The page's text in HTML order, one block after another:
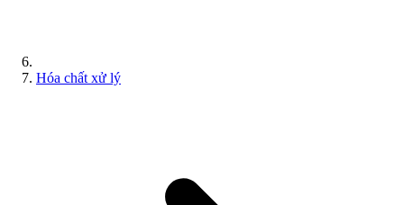
Hóa chất xử lý